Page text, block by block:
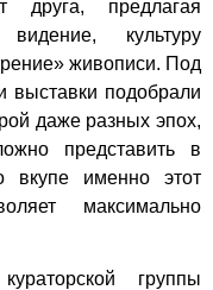
друга, предлагая
культуру
живописи. Под
выставки подобрали
даже разных эпох,
представить в
вкупе именно этот
максимально
группы